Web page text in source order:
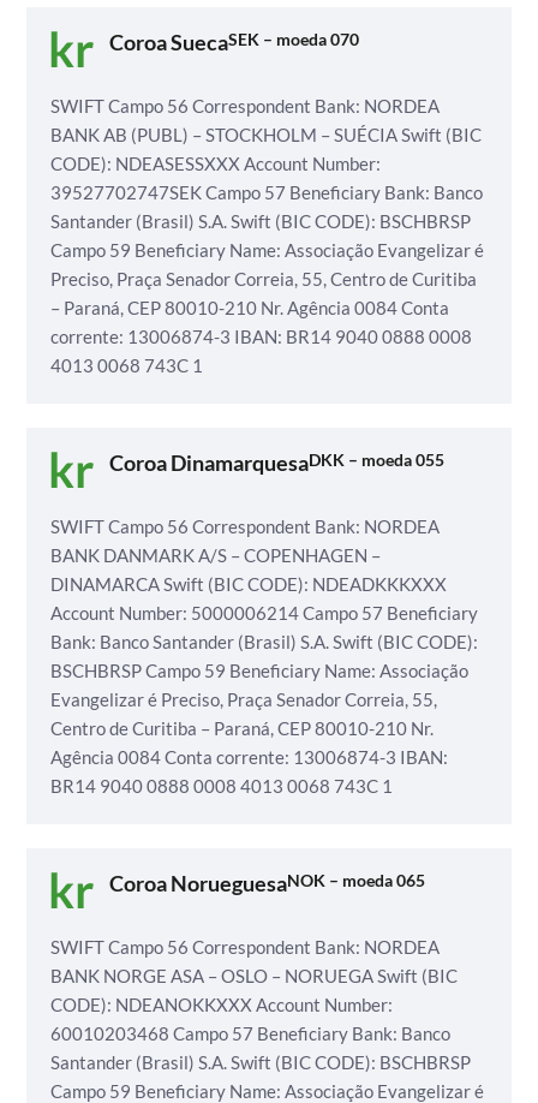
Coroa SuecaSEK – moeda 070
SWIFTCampo 56 Correspondent Bank: NORDEA
BANK AB (PUBL) – STOCKHOLM – SUÉCIASwift (BIC
CODE): NDEASESSXXX Account Number:
39527702747SEKCampo 57 Beneficiary Bank: Banco
Santander (Brasil) S.A.Swift (BIC CODE): BSCHBRSP
Campo 59 Beneficiary Name: Associação Evangelizar é
Preciso, Praça Senador Correia, 55, Centro de Curitiba
– Paraná, CEP 80010-210 Nr. Agência 0084Conta
corrente: 13006874-3 IBAN: BR14 9040 0888 0008
4013 0068 743C 1
Coroa DinamarquesaDKK – moeda 055
SWIFTCampo 56 Correspondent Bank: NORDEA
BANK DANMARK A/S – COPENHAGEN –
DINAMARCASwift (BIC CODE): NDEADKKKXXX
Account Number: 5000006214Campo 57 Beneficiary
Bank: Banco Santander (Brasil) S.A.Swift (BIC CODE):
BSCHBRSPCampo 59 Beneficiary Name: Associação
Evangelizar é Preciso, Praça Senador Correia, 55,
Centro de Curitiba – Paraná, CEP 80010-210 Nr.
Agência 0084Conta corrente: 13006874-3 IBAN:
BR14 9040 0888 0008 4013 0068 743C 1
Coroa NorueguesaNOK – moeda 065
SWIFTCampo 56 Correspondent Bank: NORDEA
BANK NORGE ASA –OSLO – NORUEGASwift (BIC
CODE): NDEANOKKXXX Account Number:
60010203468 Campo 57 Beneficiary Bank: Banco
Santander (Brasil) S.A.Swift (BIC CODE): BSCHBRSP
Campo 59 Beneficiary Name: Associação Evangelizar é